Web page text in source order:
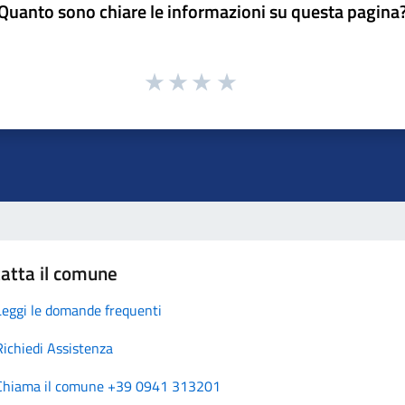
sono chiare le informazioni su questa
il comune
le domande frequenti
Assistenza
il comune +39 0941 313201